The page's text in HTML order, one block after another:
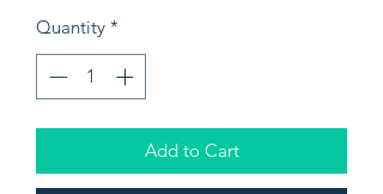
Quantity *
Add to Cart